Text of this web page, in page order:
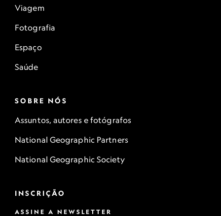
Viagem
Fotografia
Espaço
Saúde
SOBRE NÓS
Assuntos, autores e fotógrafos
National Geographic Partners
National Geographic Society
INSCRIÇÃO
ASSINE A NEWSLETTER